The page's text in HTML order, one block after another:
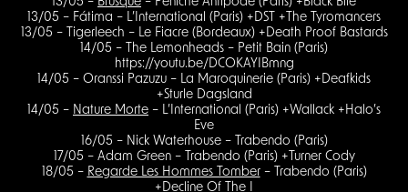
13/05 – Fátima – L’International (Paris) +DST +The Tyromancers
13/05 – Tigerleech – Le Fiacre (Bordeaux) +Death Proof Bastards
14/05 – The Lemonheads – Petit Bain (Paris)
https://youtu.be/DCOKAYIBmng
14/05 – Oranssi Pazuzu – La Maroquinerie (Paris) +Deafkids
+Sturle Dagsland
14/05 – Nature Morte – L’International (Paris) +Wallack +Halo’s
Eve
16/05 – Nick Waterhouse – Trabendo (Paris)
17/05 – Adam Green – Trabendo (Paris) +Turner Cody
18/05 – Regarde Les Hommes Tomber– Trabendo (Paris)
+Decline Of The I